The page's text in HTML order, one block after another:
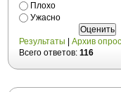
Плохо
Ужасно
Результаты
Архив
Всего ответов: 116